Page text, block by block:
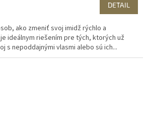
DETAIL
ako zmeniť svoj imidž rýchlo a
ideálnym riešením pre tých, ktorých už
s nepoddajnými vlasmi alebo sú ich...